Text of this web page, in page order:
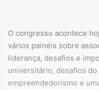
O congresso acontece
vários painéis sobre
liderança, desafios e
universitário, desafios
empreendedorismo e